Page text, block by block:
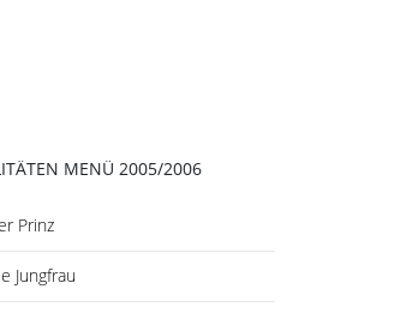
MENÜ 2005/2006
Prinz
Jungfrau